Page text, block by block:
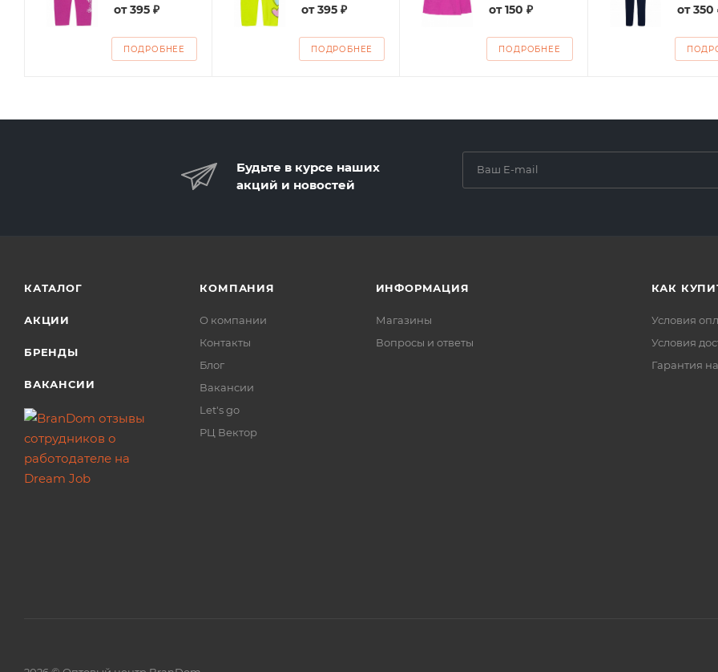
от395 ₽
ПОДРОБНЕЕ
от395 ₽
ПОДРОБНЕЕ
от150 ₽
ПОДРОБНЕЕ
от350
Будьте в курсе наших
акций и новостей
КАТАЛОГ
АКЦИИ
БРЕНДЫ
ВАКАНСИИ
КОМПАНИЯ
О компании
Контакты
Блог
Вакансии
Let's go
РЦ Вектор
ИНФОРМАЦИЯ
Магазины
Вопросы и ответы
КАК
Условия
Условия
Гарантия